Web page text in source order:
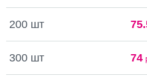
200 шт
300 шт 74